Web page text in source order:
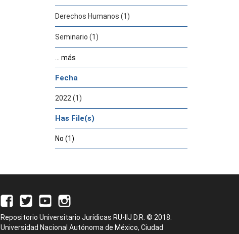
Derechos Humanos (1)
Seminario (1)
... más
Fecha
2022 (1)
Has File(s)
No (1)
Repositorio Universitario Jurídicas RU-IIJ D.R. © 2018.
Universidad Nacional Autónoma de México, Ciudad